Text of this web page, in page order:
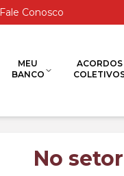
Fale Conosco
MEU
BANCO
ACORDOS
No